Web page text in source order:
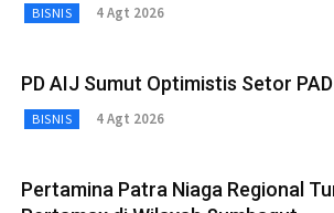
BISNIS 4 Agt 2026
PD AIJ Sumut Optimistis Setor
BISNIS 4 Agt 2026
Pertamina Patra Niaga Regional